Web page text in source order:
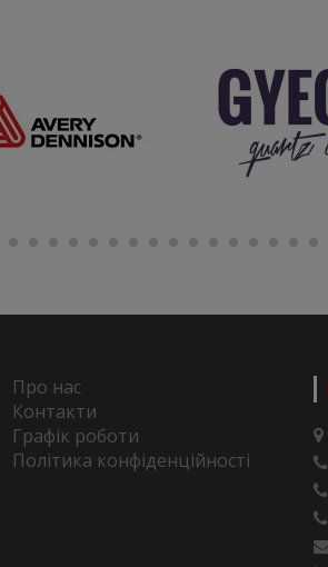
Про нас
Контакти
Графік роботи
Політика конфіденційності